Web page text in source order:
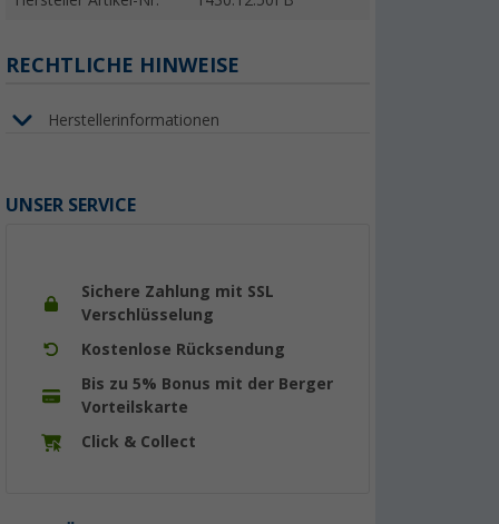
RECHTLICHE HINWEISE
Herstellerinformationen
UNSER SERVICE
Sichere Zahlung mit SSL
Verschlüsselung
Kostenlose Rücksendung
Bis zu 5% Bonus mit der Berger
Vorteilskarte
Click & Collect